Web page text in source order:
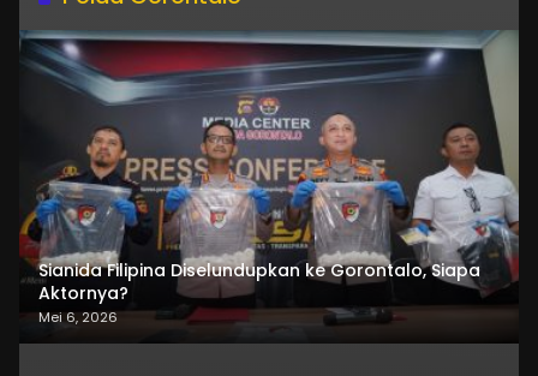
Sianida Filipina Diselundupkan ke Gorontalo, Siapa
Aktornya?
Mei 6, 2026